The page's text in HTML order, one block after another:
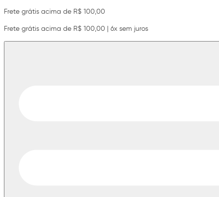
Frete grátis acima de R$ 100,00
Frete grátis acima de R$ 100,00 | 6x sem juros